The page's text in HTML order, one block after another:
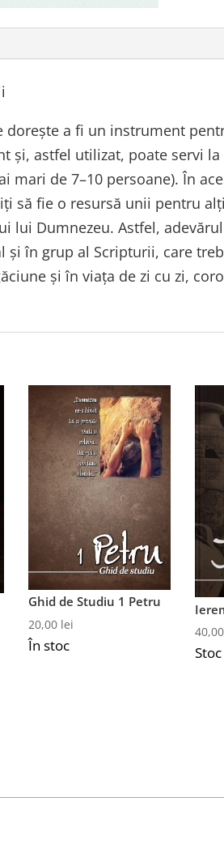
doreşte a fi un instrument
și, astfel utilizat, poate servi
mari de 7–10 persoane). În
să fie o resursă unii pentru
lui Dumnezeu. Astfel,
şi în grup al Scripturii, care
şi în viaţa de zi cu zi,
Ghid de Studiu 1 Petru
20,00 lei
În stoc
40,00